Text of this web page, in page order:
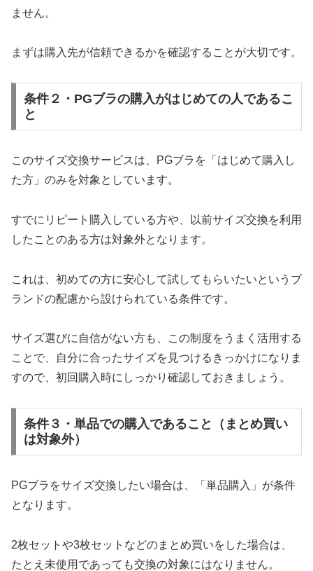
ません。
まずは購入先が信頼できるかを確認することが大切です。
条件２・PGブラの購入がはじめての人であるこ
と
このサイズ交換サービスは、PGブラを「はじめて購入し
た方」のみを対象としています。
すでにリピート購入している方や、以前サイズ交換を利用
したことのある方は対象外となります。
これは、初めての方に安心して試してもらいたいというブ
ランドの配慮から設けられている条件です。
サイズ選びに自信がない方も、この制度をうまく活用する
ことで、自分に合ったサイズを見つけるきっかけになりま
すので、初回購入時にしっかり確認しておきましょう。
条件３・単品での購入であること（まとめ買い
は対象外）
PGブラをサイズ交換したい場合は、「単品購入」が条件
となります。
2枚セットや3枚セットなどのまとめ買いをした場合は、
たとえ未使用であっても交換の対象にはなりません。